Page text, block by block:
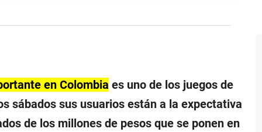
en Colombia es uno de los juegos de
sábados sus usuarios están a la expectativa
de los millones de pesos que se ponen en